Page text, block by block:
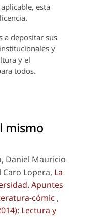
esta
a depositar sus
y
y el
todos.
mismo
Daniel Mauricio
Lopera, La
Apuntes
cómic ,
Lectura y